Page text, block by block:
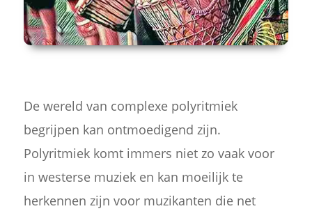
De wereld van complexe polyritmiek
begrijpen kan ontmoedigend zijn.
Polyritmiek komt immers niet zo vaak voor
in westerse muziek en kan moeilijk te
herkennen zijn voor muzikanten die net